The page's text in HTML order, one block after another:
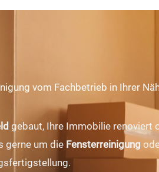
vom Fachbetrieb in Ihrer
gebaut, Ihre Immobilie renoviert
gerne um die Fensterreinigung